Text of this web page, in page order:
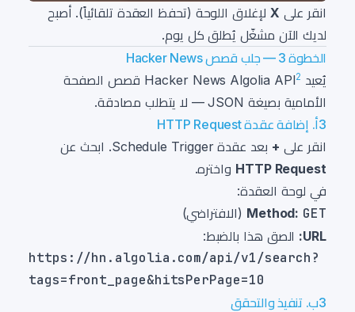
انقر على X لإغلاق اللوحة (تحفظ العقدة تلقائياً). أصبح
لديك الآن مشغّل يُطلق كل يوم.
الخطوة 3 — جلب قصص Hacker News
يُعيد Hacker News Algolia API 2
قصص الصفحة
الأمامية بصيغة JSON — لا يتطلب مصادقة.
3أ. إضافة عقدة HTTP Request
انقر على + بعد عقدة Schedule Trigger. ابحث عن
HTTP Request واختره.
في لوحة العقدة:
Method: GET
(الافتراضي)
URL:
الصق هذا بالضبط:
https://hn.algolia.com/api/v1/search?
3ب. تنفيذ والتحقق